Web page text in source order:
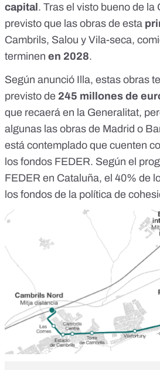
capital . Tras el visto bueno de la
previsto que las obras de esta
Cambrils, Salou y Vila-seca,
terminen en 2028.
Según anunció Illa, estas obras
previsto de 245 millones de
que recaerá en la Generalitat,
algunas las obras de Madrid o
está contemplado que cuenten
los fondos FEDER. Según el
FEDER en Cataluña, el 40% de
los fondos de la política de